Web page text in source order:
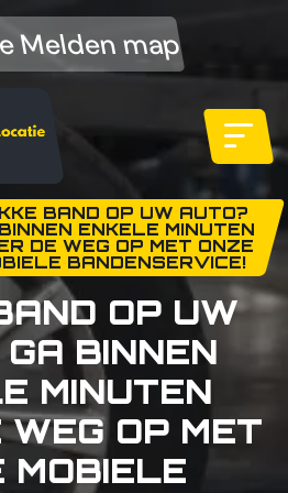
Melden map
BAND OP UW AUTO?
ENKELE MINUTEN
DE WEG OP MET ONZE
BANDENSERVICE!
OP UW
BINNEN
MINUTEN
WEG OP MET
MOBIELE